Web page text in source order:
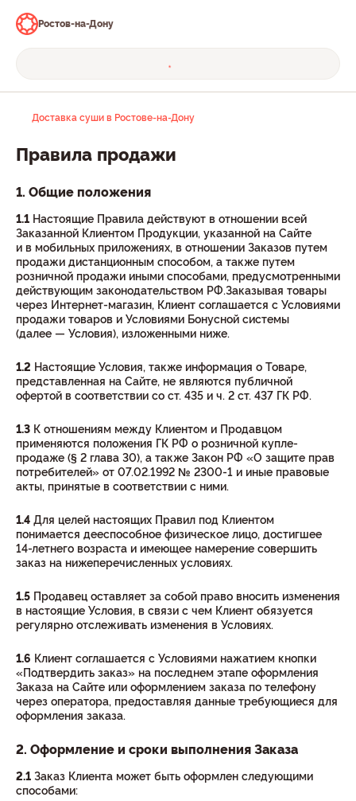
Ростов-на-Дону
Доставка суши в Ростове-на-Дону
Правила продажи
1. Общие положения
1.1 Настоящие Правила действуют в отношении всей
Заказанной Клиентом Продукции, указанной на Сайте
и в мобильных приложениях, в отношении Заказов путем
продажи дистанционным способом, а также путем
розничной продажи иными способами, предусмотренными
действующим законодательством РФ.Заказывая товары
через Интернет-магазин, Клиент соглашается с Условиями
продажи товаров и Условиями Бонусной системы
(далее — Условия), изложенными ниже.
1.2 Настоящие Условия, также информация о Товаре,
представленная на Сайте, не являются публичной
офертой в соответствии со ст. 435 и ч. 2 ст. 437 ГК РФ.
1.3 К отношениям между Клиентом и Продавцом
применяются положения ГК РФ о розничной купле-
продаже (§ 2 глава 30), а также Закон РФ «О защите прав
потребителей» от 07.02.1992 № 2300-1 и иные правовые
акты, принятые в соответствии с ними.
1.4 Для целей настоящих Правил под Клиентом
понимается дееспособное физическое лицо, достигшее
14-летнего возраста и имеющее намерение совершить
заказ на нижеперечисленных условиях.
1.5 Продавец оставляет за собой право вносить изменения
в настоящие Условия, в связи с чем Клиент обязуется
регулярно отслеживать изменения в Условиях.
1.6 Клиент соглашается с Условиями нажатием кнопки
«Подтвердить заказ» на последнем этапе оформления
Заказа на Сайте или оформлением заказа по телефону
через оператора, предоставляя данные требующиеся для
оформления заказа.
2. Оформление и сроки выполнения Заказа
2.1 Заказ Клиента может быть оформлен следующими
способами: